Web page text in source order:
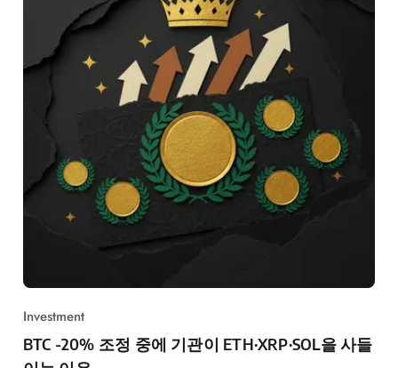
Investment
BTC -20% 조정 중에 기관이 ETH·XRP·SOL을 사들